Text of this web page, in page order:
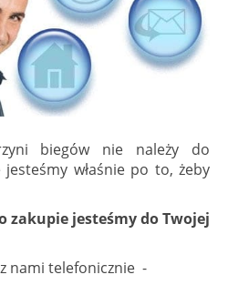
biegów nie należy do
właśnie po to, żeby
zakupie jesteśmy do Twojej
nami telefonicznie -